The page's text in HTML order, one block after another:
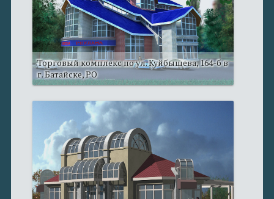
Торговый комплекс по ул. Куйбышева, 164-б в
г. Батайске, РО